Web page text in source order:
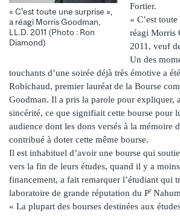
« C¹est toute une surprise »,
a réagi Morris Goodman,
LL.D. 2011 (Photo : Ron
Diamond)
Fortier.
« C’est
réagi Morris
2011, veuf
Un des
touchants d’une soirée déjà très émotive a
Robichaud, premier lauréat de la Bourse
Goodman. Il a pris la parole pour expliquer,
sincérité, ce que signifiait cette bourse pour
audience dont les dons versés à la mémoire
contribué à doter cette même bourse.
Il est inhabituel d’avoir une bourse qui
vers la fin de leurs études, quand il y a
financement, a fait remarquer l’étudiant qui
laboratoire de grande réputation du Pr
« La plupart des bourses destinées aux